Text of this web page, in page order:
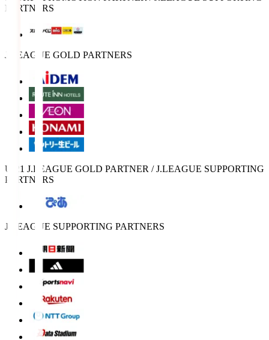
PARTNERS
J.LEAGUE GOLD PARTNERS
U-21 J.LEAGUE GOLD PARTNER / J.LEAGUE SUPPORTING
PARTNERS
J.LEAGUE SUPPORTING PARTNERS